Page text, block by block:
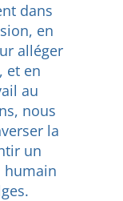
dans
en
alléger
et en
au
nous
la
un
humain